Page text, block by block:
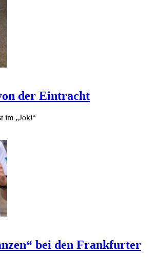
der Eintracht
im „Joki“
bei den Frankfurter